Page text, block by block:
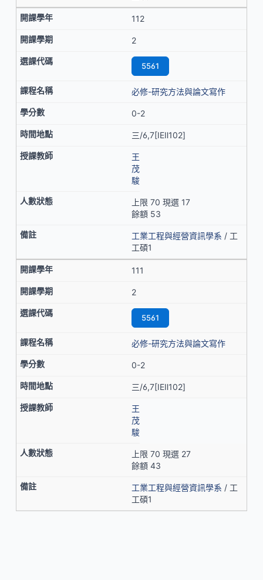
112
2
5561
必修-研究方法與論文寫作
0-2
三/6,7[IEⅡ102]
王
茂
駿
上限 70 現選 17
餘額 53
工業工程與經營資訊學系 / 工
工碩1
111
2
5561
必修-研究方法與論文寫作
0-2
三/6,7[IEⅡ102]
王
茂
駿
上限 70 現選 27
餘額 43
工業工程與經營資訊學系 / 工
工碩1